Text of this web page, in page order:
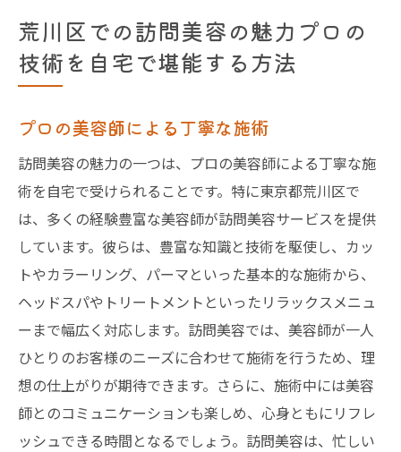
荒川区での訪問美容の魅力プロの
技術を自宅で堪能する方法
プロの美容師による丁寧な施術
訪問美容の魅力の一つは、プロの美容師による丁寧な施
術を自宅で受けられることです。特に東京都荒川区で
は、多くの経験豊富な美容師が訪問美容サービスを提供
しています。彼らは、豊富な知識と技術を駆使し、カッ
トやカラーリング、パーマといった基本的な施術から、
ヘッドスパやトリートメントといったリラックスメニュ
ーまで幅広く対応します。訪問美容では、美容師が一人
ひとりのお客様のニーズに合わせて施術を行うため、理
想の仕上がりが期待できます。さらに、施術中には美容
師とのコミュニケーションも楽しめ、心身ともにリフレ
ッシュできる時間となるでしょう。訪問美容は、忙しい